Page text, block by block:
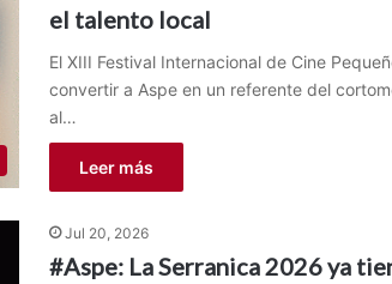
el talento local
El XIII Festival Internacional de Cine
convertir a Aspe en un referente del
al…
Leer más
Jul 20, 2026
#Aspe: La Serranica 2026 ya